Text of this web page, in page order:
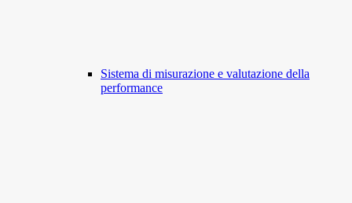
Sistema di misurazione e valutazione della
performance